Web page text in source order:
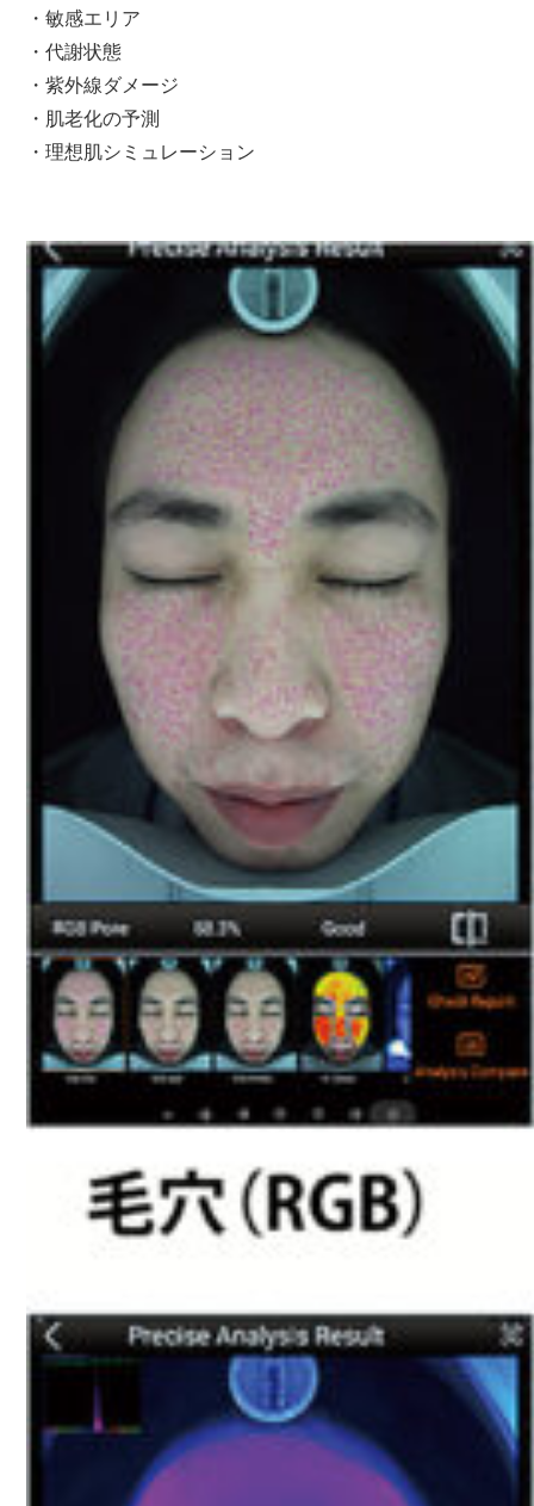
・敏感エリア
・代謝状態
・紫外線ダメージ
・肌老化の予測
・理想肌シミュレーション